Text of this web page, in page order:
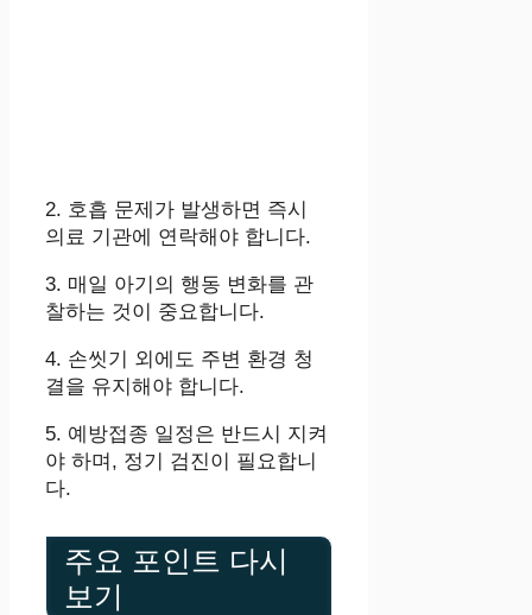
2. 호흡 문제가 발생하면 즉시
의료 기관에 연락해야 합니다.
3. 매일 아기의 행동 변화를 관
찰하는 것이 중요합니다.
4. 손씻기 외에도 주변 환경 청
결을 유지해야 합니다.
5. 예방접종 일정은 반드시 지켜
야 하며, 정기 검진이 필요합니
다.
주요 포인트 다시
보기